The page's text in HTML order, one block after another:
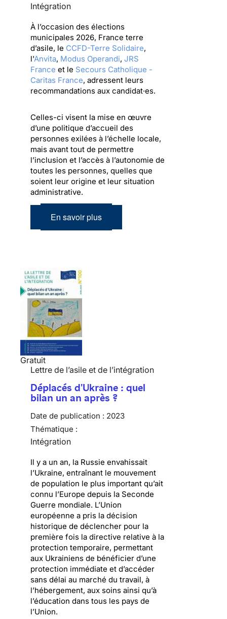
Intégration
À l’occasion des élections
municipales 2026, France terre
d’asile, le CCFD-Terre Solidaire,
l'Anvita, Modus Operandi, JRS
France et le Secours Catholique -
Caritas France, adressent leurs
recommandations aux candidat·es.
Celles-ci visent la mise en œuvre
d’une politique d’accueil des
personnes exilées à l’échelle locale,
mais avant tout de permettre
l’inclusion et l’accès à l’autonomie de
toutes les personnes, quelles que
soient leur origine et leur situation
administrative.
En savoir plus
Gratuit
Lettre de l’asile et de l’intégration
Déplacés d'Ukraine : quel
bilan un an après ?
Date de publication : 2023
Thématique :
Intégration
Il y a un an, la Russie envahissait
l’Ukraine, entraînant le mouvement
de population le plus important qu’ait
connu l’Europe depuis la Seconde
Guerre mondiale. L’Union
européenne a pris la décision
historique de déclencher pour la
première fois la directive relative à la
protection temporaire, permettant
aux Ukrainiens de bénéficier d’une
protection immédiate et d’accéder
sans délai au marché du travail, à
l’hébergement, aux soins ainsi qu’à
l’éducation dans tous les pays de
l’Union.